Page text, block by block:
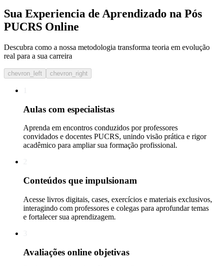
Sua Experiencia de Aprendizado na Pós
PUCRS Online
Descubra como a nossa metodologia transforma teoria em evolução
real para a sua carreira​
chevron_left chevron_right
Aulas com especialistas
Aprenda em encontros conduzidos por professores
convidados e docentes PUCRS, unindo visão prática e rigor
acadêmico para ampliar sua formação profissional.
Conteúdos que impulsionam
Acesse livros digitais, cases, exercícios e materiais exclusivos,
interagindo com professores e colegas para aprofundar temas
e fortalecer sua aprendizagem.
Avaliações online objetivas